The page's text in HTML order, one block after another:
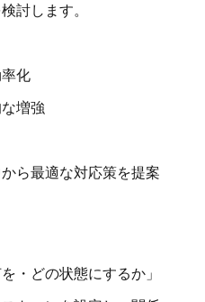
討します。
化
増強
ら最適な対応策を提案
・どの状態にするか」